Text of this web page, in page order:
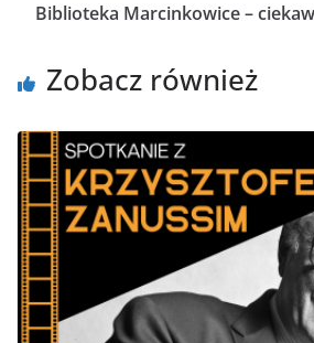
Biblioteka Marcinkowice –
Zobacz również